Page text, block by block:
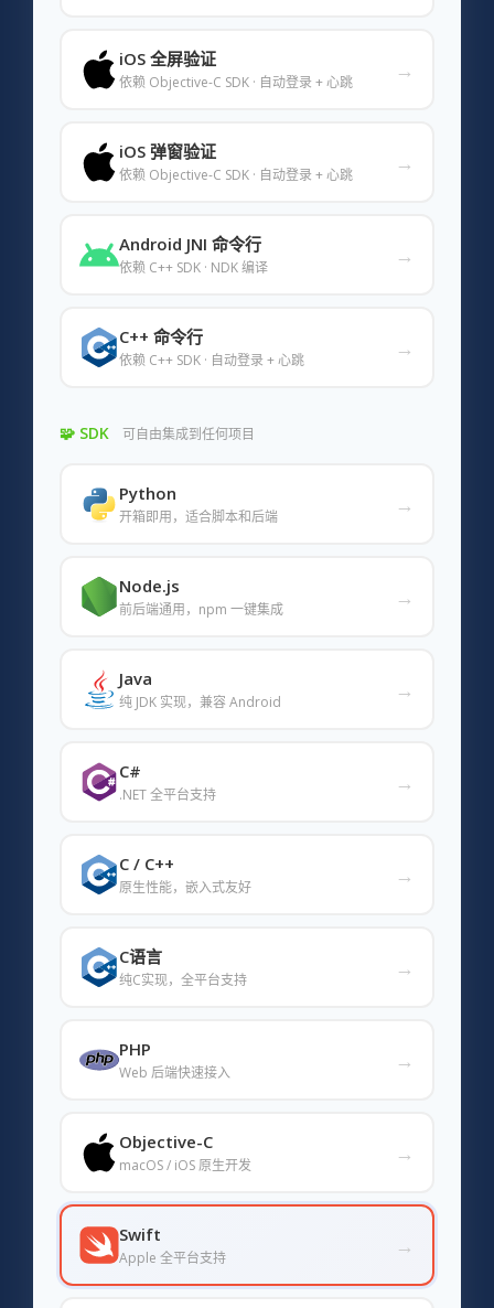
iOS 全屏验证
依赖 Objective-C SDK · 自动登录 + 心跳 →
iOS 弹窗验证
依赖 Objective-C SDK · 自动登录 + 心跳 →
Android JNI 命令行
依赖 C++ SDK · NDK 编译 →
C++ 命令行
依赖 C++ SDK · 自动登录 + 心跳 →
🧩 SDK 可自由集成到任何项目
Python
开箱即用，适合脚本和后端 →
Node.js
前后端通用，npm 一键集成 →
Java
纯 JDK 实现，兼容 Android →
C#
.NET 全平台支持 →
C / C++
原生性能，嵌入式友好 →
C语言
纯C实现，全平台支持 →
PHP
Web 后端快速接入 →
Objective-C
macOS / iOS 原生开发 →
Swift
Apple 全平台支持 →